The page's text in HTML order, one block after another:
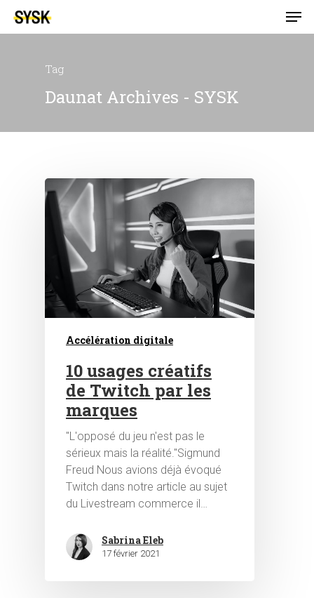
Hit enter to search or ESC to close
Tag
Daunat Archives - SYSK
Accélération digitale
10 usages créatifs
de Twitch par les
marques
"L'opposé du jeu n'est pas le
sérieux mais la réalité."Sigmund
Freud Nous avions déjà évoqué
Twitch dans notre article au sujet
du Livestream commerce il…
Sabrina Eleb
17 février 2021